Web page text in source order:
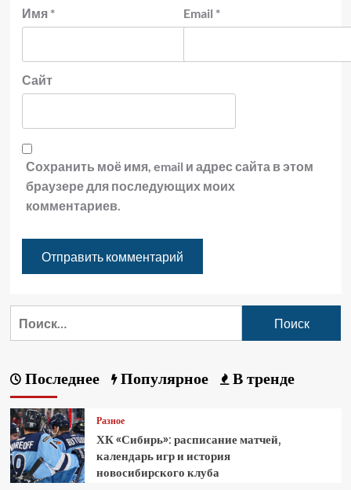
Имя * Email *
Сайт
Сохранить моё имя, email и адрес сайта в этом
браузере для последующих моих
комментариев.
Последнее Популярное В тренде
Разное
ХК «Сибирь»: расписание матчей,
календарь игр и история
новосибирского клуба